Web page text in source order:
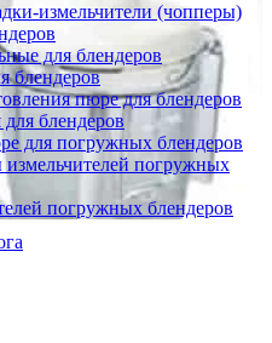
измельчители (чопперы)
для блендеров
блендеров
пюре для блендеров
блендеров
для погружных блендеров
погружных
погружных блендеров